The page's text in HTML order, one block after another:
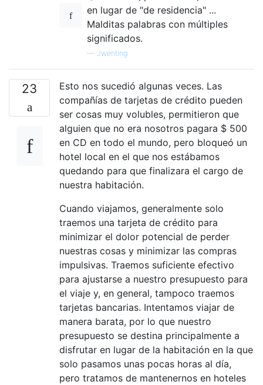
en lugar de "de residencia" ...
Malditas palabras con múltiples
significados.
— Jwenting
23
Esto nos sucedió algunas veces. Las
compañías de tarjetas de crédito pueden
ser cosas muy volubles, permitieron que
alguien que no era nosotros pagara $ 500
en CD en todo el mundo, pero bloqueó un
hotel local en el que nos estábamos
quedando para que finalizara el cargo de
nuestra habitación.
Cuando viajamos, generalmente solo
traemos una tarjeta de crédito para
minimizar el dolor potencial de perder
nuestras cosas y minimizar las compras
impulsivas. Traemos suficiente efectivo
para ajustarse a nuestro presupuesto para
el viaje y, en general, tampoco traemos
tarjetas bancarias. Intentamos viajar de
manera barata, por lo que nuestro
presupuesto se destina principalmente a
disfrutar en lugar de la habitación en la que
solo pasamos unas pocas horas al día,
pero tratamos de mantenernos en hoteles